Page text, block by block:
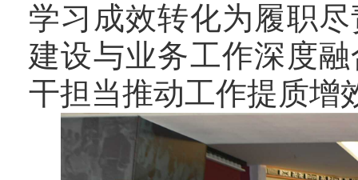
学习成效转化为履职
建设与业务工作深度
干担当推动工作提质增